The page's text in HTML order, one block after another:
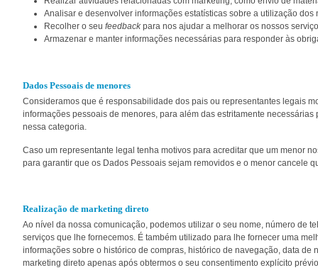
Analisar e desenvolver informações estatísticas sobre a utilização dos
Recolher o seu feedback para nos ajudar a melhorar os nossos
Armazenar e manter informações necessárias para responder às
Dados Pessoais de menores
Consideramos que é responsabilidade dos pais ou representantes legais
informações pessoais de menores, para além das estritamente
nessa categoria.
Caso um representante legal tenha motivos para acreditar que um menor
para garantir que os Dados Pessoais sejam removidos e o menor cancele
Realização de marketing direto
Ao nível da nossa comunicação, podemos utilizar o seu nome, número de
serviços que lhe fornecemos. É também utilizado para lhe fornecer uma
informações sobre o histórico de compras, histórico de navegação, data
marketing direto apenas após obtermos o seu consentimento explícito